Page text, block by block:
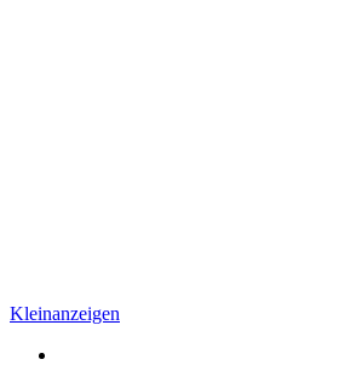
Kleinanzeigen